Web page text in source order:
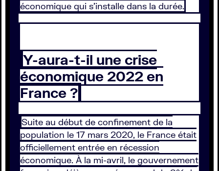
économique qui s’installe dans la durée.
Y-aura-t-il une crise
économique 2022 en
France ?
Suite au début de confinement de la
population le 17 mars 2020, le France était
officiellement entrée en récession
économique. À la mi-avril, le gouvernement